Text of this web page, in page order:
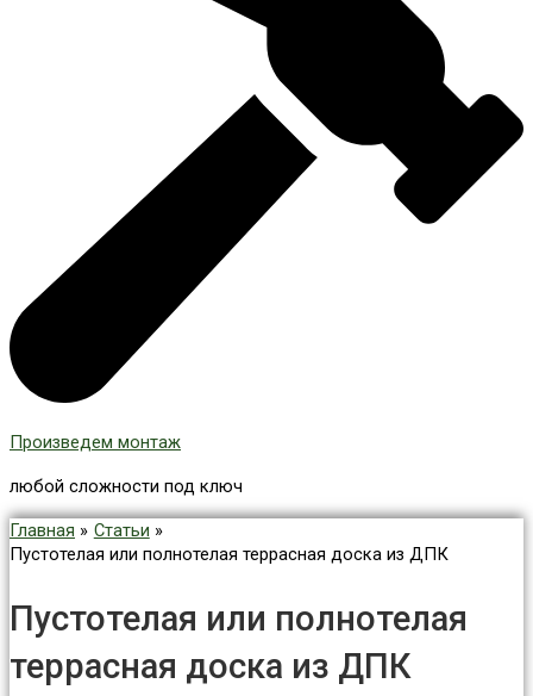
Произведем монтаж
любой сложности под ключ
Главная
Статьи
Пустотелая или полнотелая террасная доска из ДПК
Пустотелая или полнотелая
террасная доска из ДПК